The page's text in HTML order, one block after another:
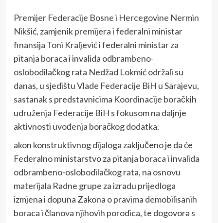
Premijer Federacije Bosne i Hercegovine Nermin
Nikšić, zamjenik premijera i federalni ministar
finansija Toni Kraljević i federalni ministar za
pitanja boraca i invalida odbrambeno-
oslobodilačkog rata Nedžad Lokmić održali su
danas, u sjedištu Vlade Federacije BiH u Sarajevu,
sastanak s predstavnicima Koordinacije boračkih
udruženja Federacije BiH s fokusom na daljnje
aktivnosti uvođenja boračkog dodatka.
akon konstruktivnog dijaloga zaključeno je da će
Federalno ministarstvo za pitanja boraca i invalida
odbrambeno-oslobodilačkog rata, na osnovu
materijala Radne grupe za izradu prijedloga
izmjena i dopuna Zakona o pravima demobilisanih
boraca i članova njihovih porodica, te dogovora s